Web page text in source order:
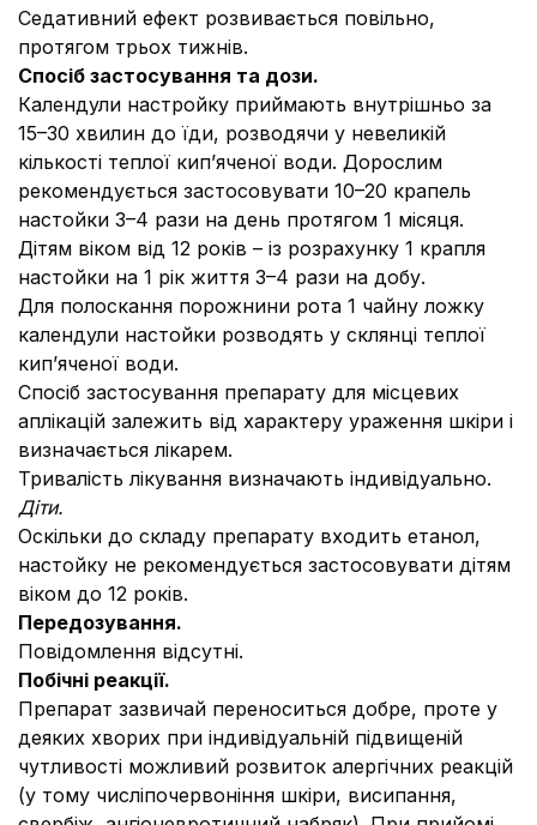
Седативний ефект розвивається повільно,
протягом трьох тижнів.
Спосіб застосування та дози.
Календули настройку приймають внутрішньо за
15–30 хвилин до їди, розводячи у невеликій
кількості теплої кип’яченої води. Дорослим
рекомендується застосовувати 10–20 крапель
настойки 3–4 рази на день протягом 1 місяця.
Дітям віком від 12 років – із розрахунку 1 крапля
настойки на 1 рік життя 3–4 рази на добу.
Для полоскання порожнини рота 1 чайну ложку
календули настойки розводять у склянці теплої
кип’яченої води.
Спосіб застосування препарату для місцевих
аплікацій залежить від характеру ураження шкіри і
визначається лікарем.
Тривалість лікування визначають індивідуально.
Діти.
Оскільки до складу препарату входить етанол,
настойку не рекомендується застосовувати дітям
віком до 12 років.
Передозування.
Повідомлення відсутні.
Побічні реакції.
Препарат зазвичай переноситься добре, проте у
деяких хворих при індивідуальній підвищеній
чутливості можливий розвиток алергічних реакцій
(у тому числіпочервоніння шкіри, висипання,